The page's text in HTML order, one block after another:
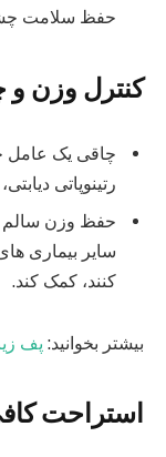
حفظ سلامت
کنترل وزن و
چاقی یک عامل
رتینوپاتی
حفظ وزن سالم
سایر بیماری
کنند، کمک کند.
بیشتر بخوانید: پف
استراحت